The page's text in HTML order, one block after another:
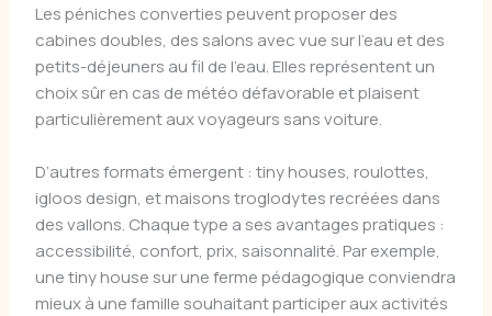
Les péniches converties peuvent proposer des
cabines doubles, des salons avec vue sur l’eau et des
petits-déjeuners au fil de l’eau. Elles représentent un
choix sûr en cas de météo défavorable et plaisent
particulièrement aux voyageurs sans voiture.
D’autres formats émergent : tiny houses, roulottes,
igloos design, et maisons troglodytes recréées dans
des vallons. Chaque type a ses avantages pratiques :
accessibilité, confort, prix, saisonnalité. Par exemple,
une tiny house sur une ferme pédagogique conviendra
mieux à une famille souhaitant participer aux activités